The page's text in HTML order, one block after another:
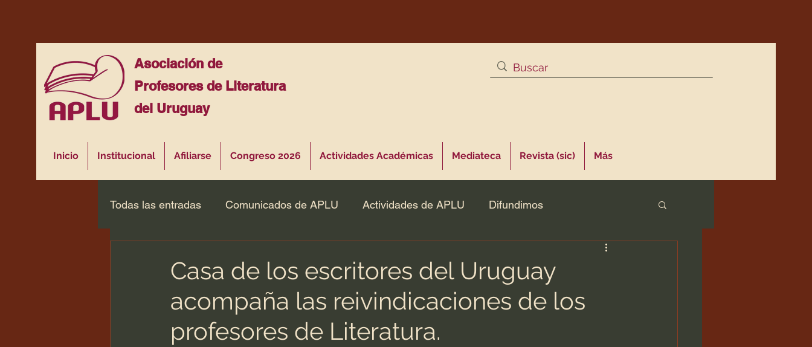
Asociación de
Profesores de Literatura
del Uruguay
Inicio Institucional Afiliarse Congreso 2026 Actividades Académicas Mediateca Revista (sic) Más
Todas las entradas Comunicados de APLU Actividades de APLU Difundimos
Casa de los escritores del Uruguay
acompaña las reivindicaciones de los
profesores de Literatura.